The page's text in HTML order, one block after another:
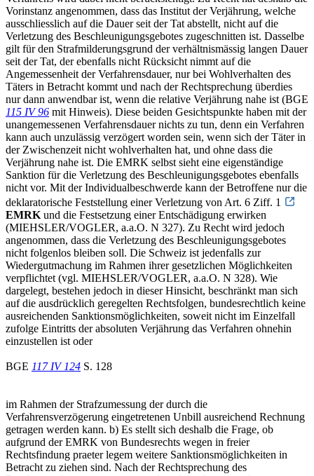
Vorinstanz angenommen, dass das Institut der Verjährung, welche
ausschliesslich auf die Dauer seit der Tat abstellt, nicht auf die
Verletzung des Beschleunigungsgebotes zugeschnitten ist. Dasselbe
gilt für den Strafmilderungsgrund der verhältnismässig langen Dauer
seit der Tat, der ebenfalls nicht Rücksicht nimmt auf die
Angemessenheit der Verfahrensdauer, nur bei Wohlverhalten des
Täters in Betracht kommt und nach der Rechtsprechung überdies
nur dann anwendbar ist, wenn die relative Verjährung nahe ist (BGE
115 IV 96 mit Hinweis). Diese beiden Gesichtspunkte haben mit der
unangemessenen Verfahrensdauer nichts zu tun, denn ein Verfahren
kann auch unzulässig verzögert worden sein, wenn sich der Täter in
der Zwischenzeit nicht wohlverhalten hat, und ohne dass die
Verjährung nahe ist. Die EMRK selbst sieht eine eigenständige
Sanktion für die Verletzung des Beschleunigungsgebotes ebenfalls
nicht vor. Mit der Individualbeschwerde kann der Betroffene nur die
deklaratorische Feststellung einer Verletzung von Art. 6 Ziff. 1
EMRK und die Festsetzung einer Entschädigung erwirken
(MIEHSLER/VOGLER, a.a.O. N 327). Zu Recht wird jedoch
angenommen, dass die Verletzung des Beschleunigungsgebotes
nicht folgenlos bleiben soll. Die Schweiz ist jedenfalls zur
Wiedergutmachung im Rahmen ihrer gesetzlichen Möglichkeiten
verpflichtet (vgl. MIEHSLER/VOGLER, a.a.O. N 328). Wie
dargelegt, bestehen jedoch in dieser Hinsicht, beschränkt man sich
auf die ausdrücklich geregelten Rechtsfolgen, bundesrechtlich keine
ausreichenden Sanktionsmöglichkeiten, soweit nicht im Einzelfall
zufolge Eintritts der absoluten Verjährung das Verfahren ohnehin
einzustellen ist oder
BGE 117 IV 124 S. 128
im Rahmen der Strafzumessung der durch die
Verfahrensverzögerung eingetretenen Unbill ausreichend Rechnung
getragen werden kann. b) Es stellt sich deshalb die Frage, ob
aufgrund der EMRK von Bundesrechts wegen in freier
Rechtsfindung praeter legem weitere Sanktionsmöglichkeiten in
Betracht zu ziehen sind. Nach der Rechtsprechung des